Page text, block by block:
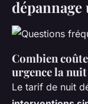
Combien
urgence la
Le tarif de nuit